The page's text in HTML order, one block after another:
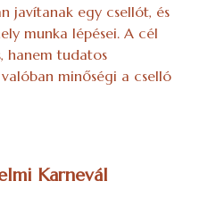
javítanak egy csellót, és
munka lépései. A cél
hanem tudatos
minőségi a cselló
Karnevál